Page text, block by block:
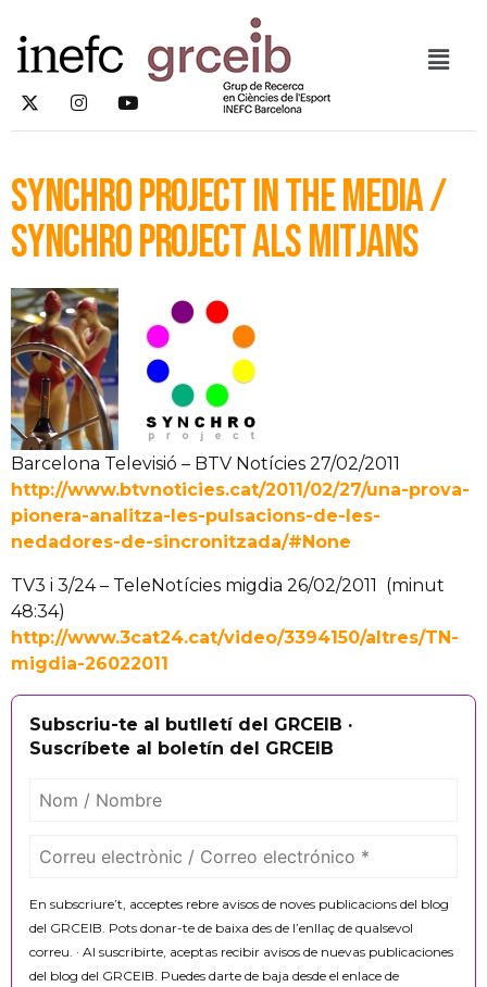
SYNCHRO Project in the media /
SYNCHRO Project als mitjans
Barcelona Televisió – BTV Notícies 27/02/2011
http://www.btvnoticies.cat/2011/02/27/una-prova-
pionera-analitza-les-pulsacions-de-les-
nedadores-de-sincronitzada/#None
TV3 i 3/24 – TeleNotícies migdia 26/02/2011 (minut
48:34)
http://www.3cat24.cat/video/3394150/altres/TN-
migdia-26022011
Subscriu-te al butlletí del GRCEIB ·
Suscríbete al boletín del GRCEIB
En subscriure’t, acceptes rebre avisos de noves publicacions del blog
del GRCEIB. Pots donar-te de baixa des de l’enllaç de qualsevol
correu. · Al suscribirte, aceptas recibir avisos de nuevas publicaciones
del blog del GRCEIB. Puedes darte de baja desde el enlace de